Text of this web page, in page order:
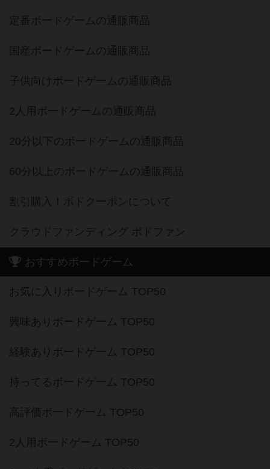
定番ボードゲームの通販商品
国産ボードゲームの通販商品
子供向けボードゲームの通販商品
2人用ボードゲームの通販商品
20分以下のボードゲームの通販商品
60分以上のボードゲームの通販商品
割引購入！ボドクーポンについて
クラウドファンディング ボドファン
おすすめボードゲーム
お気に入りボードゲーム TOP50
興味ありボードゲーム TOP50
経験ありボードゲーム TOP50
持ってるボードゲーム TOP50
高評価ボードゲーム TOP50
2人用ボードゲーム TOP50